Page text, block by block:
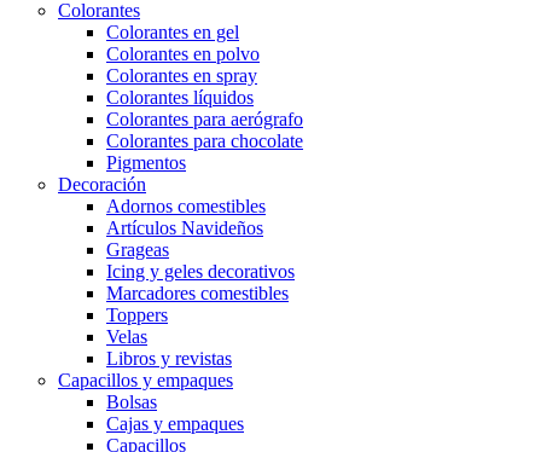
Colorantes
Colorantes en gel
Colorantes en polvo
Colorantes en spray
Colorantes líquidos
Colorantes para aerógrafo
Colorantes para chocolate
Pigmentos
Decoración
Adornos comestibles
Artículos Navideños
Grageas
Icing y geles decorativos
Marcadores comestibles
Toppers
Velas
Libros y revistas
Capacillos y empaques
Bolsas
Cajas y empaques
Capacillos